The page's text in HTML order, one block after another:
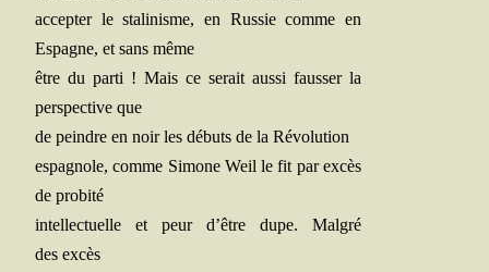
accep­ter le sta­li­nisme, en Rus­sie comme en
Espagne, et sans même
être du par­ti ! Mais ce serait aus­si faus­ser la
pers­pec­tive que
de peindre en noir les débuts de la Révolution
espa­gnole, comme Simone Weil le fit par excès
de probité
intel­lec­tuelle et peur d’être dupe. Mal­gré
des excès